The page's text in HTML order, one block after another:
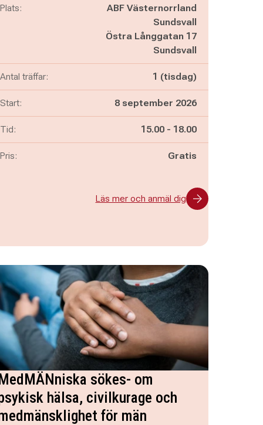
Plats:
ABF Västernorrland
Sundsvall
Östra Långgatan 17
Sundsvall
Antal träffar: 1 (tisdag)
Start: 8 september 2026
Tid: Pågår mellan
15.00 - och
18.00
Pris: Gratis
Läs mer och anmäl dig
sökes- om
hälsa, civilkurage och
för män